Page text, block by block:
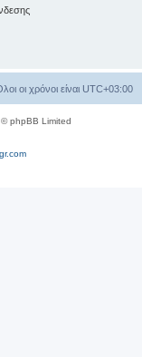
οι χρόνοι είναι UTC+03:00
phpBB Limited